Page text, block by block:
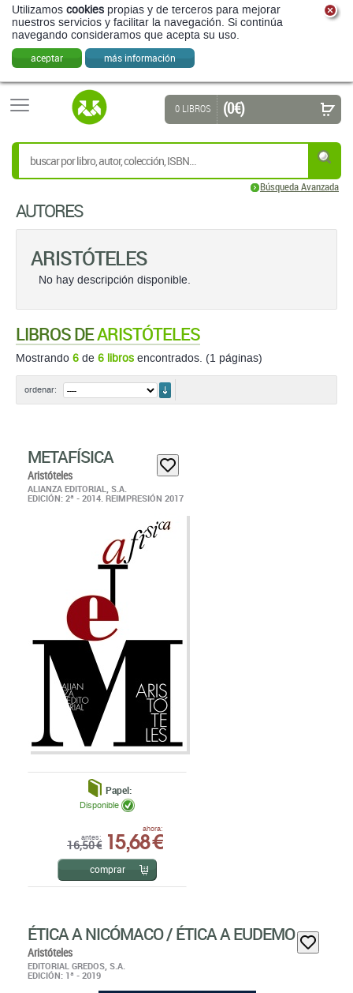
Utilizamos cookies propias y de terceros para mejorar
nuestros servicios y facilitar la navegación. Si continúa
navegando consideramos que acepta su uso.
aceptar más información
0 LIBROS (0 €)
ARISTÓTELES
No hay descripción disponible.
Mostrando6de6 librosencontrados. (1 páginas)
ordenar:
Aristóteles
ALIANZA EDITORIAL, S.A.
EDICIÓN: 2ª - 2014. REIMPRESIÓN 2017
Papel:
15,68 €
Disponible
Aristóteles
EDITORIAL GREDOS, S.A.
EDICIÓN: 1ª - 2019